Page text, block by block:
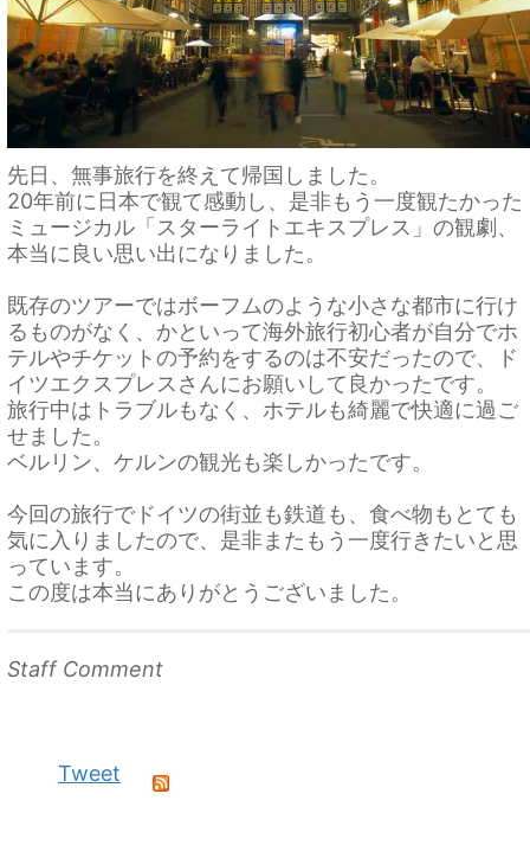
先日、無事旅行を終えて帰国しました。
20年前に日本で観て感動し、是非もう一度観たかった
ミュージカル「スターライトエキスプレス」の観劇、
本当に良い思い出になりました。
既存のツアーではボーフムのような小さな都市に行け
るものがなく、かといって海外旅行初心者が自分でホ
テルやチケットの予約をするのは不安だったので、ド
イツエクスプレスさんにお願いして良かったです。
旅行中はトラブルもなく、ホテルも綺麗で快適に過ご
せました。
ベルリン、ケルンの観光も楽しかったです。
今回の旅行でドイツの街並も鉄道も、食べ物もとても
気に入りましたので、是非またもう一度行きたいと思
っています。
この度は本当にありがとうございました。
Staff Comment
Tweet